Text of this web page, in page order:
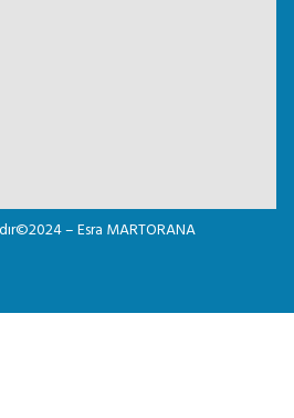
– Esra MARTORANA